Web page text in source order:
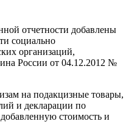
отчетности добавлены
социально
организаций,
России от 04.12.2012 №
на подакцизные товары,
и декларации по
стоимость и